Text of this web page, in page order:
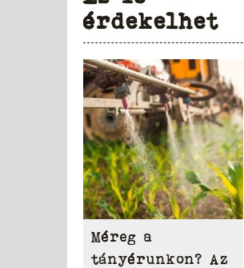
érdekelhet
Méreg a
tányérunkon? Az